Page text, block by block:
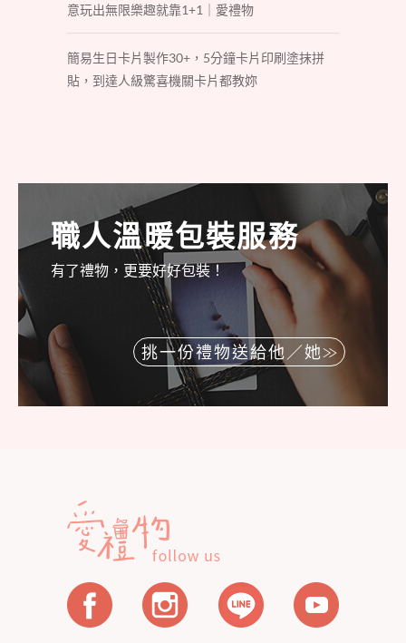
意玩出無限樂趣就靠1+1｜愛禮物
簡易生日卡片製作30+，5分鐘卡片印刷塗抹拼
貼，到達人級驚喜機關卡片都教妳
職人溫暖包裝服務
有了禮物，更要好好包裝！
挑一份禮物送給他／她